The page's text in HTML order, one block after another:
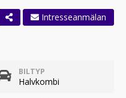
Intresseanmälan
BILTYP
Halvkombi